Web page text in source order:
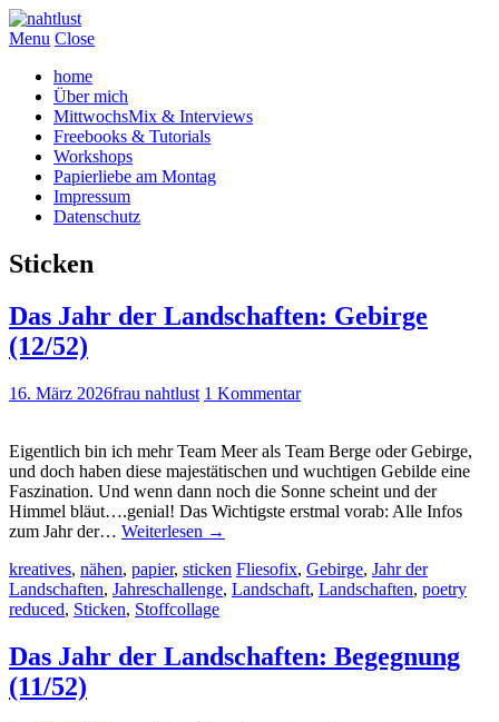
Menu Close
home
Über mich
MittwochsMix & Interviews
Freebooks & Tutorials
Workshops
Papierliebe am Montag
Impressum
Datenschutz
Sticken
Das Jahr der Landschaften: Gebirge
(12/52)
16. März 2026frau nahtlust 1 Kommentar
Eigentlich bin ich mehr Team Meer als Team Berge oder Gebirge,
und doch haben diese majestätischen und wuchtigen Gebilde eine
Faszination. Und wenn dann noch die Sonne scheint und der
Himmel bläut….genial! Das Wichtigste erstmal vorab: Alle Infos
zum Jahr der… Weiterlesen →
kreatives, nähen, papier, sticken Fliesofix, Gebirge, Jahr der
Landschaften, Jahreschallenge, Landschaft, Landschaften, poetry
reduced, Sticken, Stoffcollage
Das Jahr der Landschaften: Begegnung
(11/52)